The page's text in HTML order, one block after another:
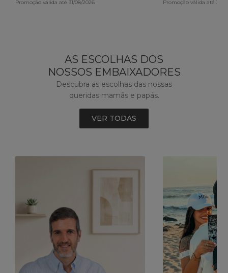
Promoção válida até 31/08/2026 Promoção válida até 30/
AS ESCOLHAS DOS
NOSSOS EMBAIXADORES
Descubra as escolhas das nossas
queridas mamãs e papás.
VER TODAS